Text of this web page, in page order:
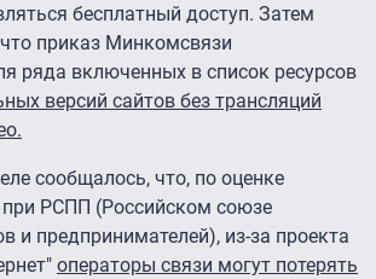
бесплатный доступ. Затем
приказ Минкомсвязи
ряда включенных в список ресурсов
версий сайтов без трансляций
сообщалось, что, по оценке
при РСПП (Российском союзе
и предпринимателей), из-за проекта
операторы связи могут потерять